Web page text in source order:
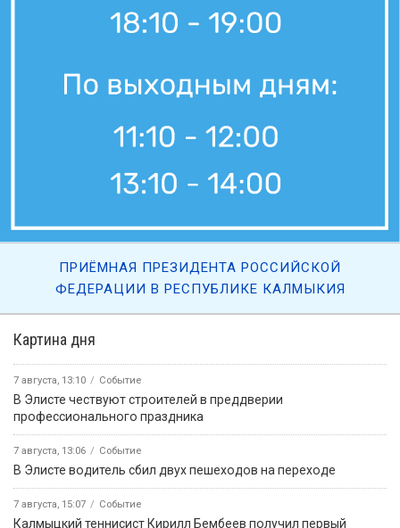
Картина дня
7 августа, 13:10 Событие
В Элисте чествуют строителей в преддверии
профессионального праздника
7 августа, 13:06 Событие
В Элисте водитель сбил двух пешеходов на переходе
7 августа, 15:07 Событие
Калмыцкий теннисист Кирилл Бембеев получил первый
ПРИЁМНАЯ ПРЕЗИДЕНТА РОССИЙСКОЙ
ФЕДЕРАЦИИ В РЕСПУБЛИКЕ КАЛМЫКИЯ